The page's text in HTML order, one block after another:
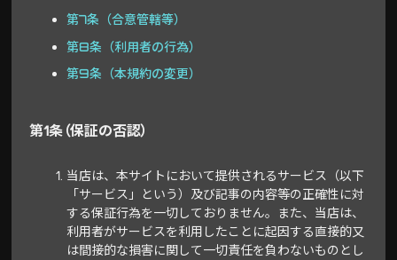
第7条（合意管轄等）
第8条（利用者の行為）
第9条（本規約の変更）
第1条（保証の否認）
当店は、本サイトにおいて提供されるサービス（以下
「サービス」という）及び記事の内容等の正確性に対
する保証行為を一切しておりません。また、当店は、
利用者がサービスを利用したことに起因する直接的又
は間接的な損害に関して一切責任を負わないものとし